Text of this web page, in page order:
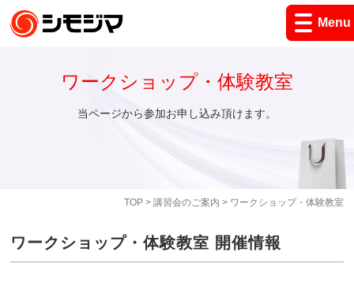
Menu
TOP> 講習会のご案内 > ワークショップ・体験教室
ワークショップ・体験教室
当ページから参加お申し込み頂けます。
ワークショップ・体験教室 開催情報